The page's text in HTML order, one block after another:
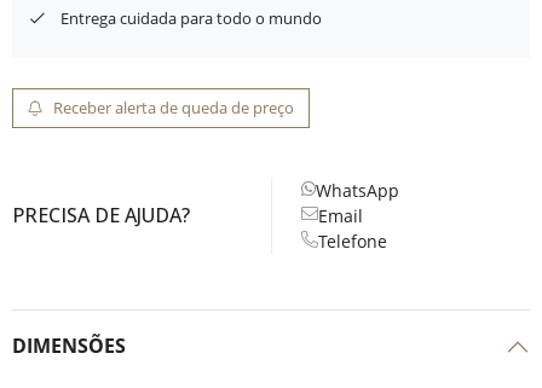
Entrega cuidada para todo o mundo
Receber alerta de queda de preço
PRECISA DE AJUDA?
WhatsApp
Email
Telefone
DIMENSÕES